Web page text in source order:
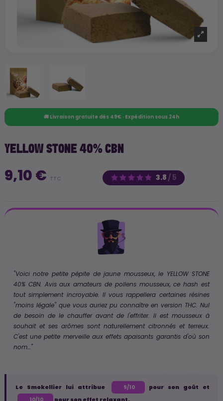
🚚 Livraison gratuite dès 49€ · Expédition sous 24h
YELLOW STONE 40% CBN
3.8 / 5
9,10 € TTC
"Voici notre petite pépite de jaune mousseux, le YELLOW STONE
40% CBN. Avis aux amateurs de pollens mousseux, ce hash est
tout simplement incroyable. Il vous rappellera certaines résines
"moins légale" que vous auriez pu connaître en version THC. Nul
de besoin de le chauffer avant de l'effriter. Il est mousseux à
souhait et ses arômes sont naturellement citronnés et terreux.
C'est une petite merveille aux effets apaisants garantis d'où son
nom…"
Le Smokellier lui attribue 9/10 pour son goût et